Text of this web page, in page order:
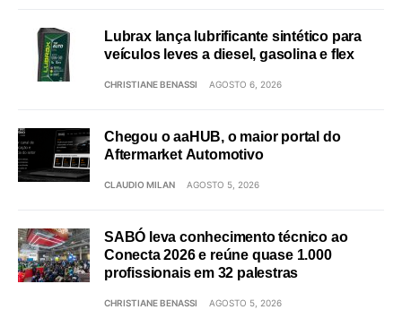
Lubrax lança lubrificante sintético para
veículos leves a diesel, gasolina e flex
CHRISTIANE BENASSI AGOSTO 6, 2026
Chegou o aaHUB, o maior portal do
Aftermarket Automotivo
CLAUDIO MILAN AGOSTO 5, 2026
SABÓ leva conhecimento técnico ao
Conecta 2026 e reúne quase 1.000
profissionais em 32 palestras
CHRISTIANE BENASSI AGOSTO 5, 2026